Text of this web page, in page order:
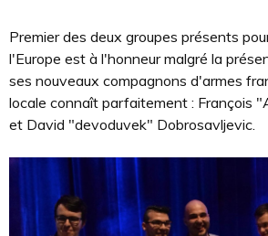
Premier des deux groupes présents
l'Europe est à l'honneur malgré la
ses nouveaux compagnons d'armes
locale connaît parfaitement : François
et David "devoduvek" Dobrosavljevic.